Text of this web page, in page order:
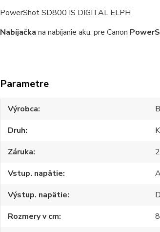
PowerShot SD800 IS DIGITAL ELPH
Nabíjačka na nabíjanie aku. pre Canon
Parametre
Výrobca
Druh
Záruka
Vstup. napätie
Výstup. napätie
Rozmery v cm